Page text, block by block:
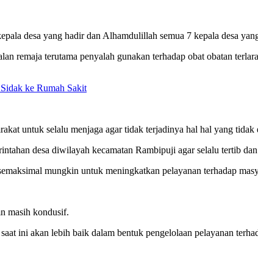
desa yang hadir dan Alhamdulillah semua 7 kepala desa
remaja terutama penyalah gunakan terhadap obat obatan
ke Rumah Sakit
untuk selalu menjaga agar tidak terjadinya hal hal yang
desa diwilayah kecamatan Rambipuji agar selalu tertib
mungkin untuk meningkatkan pelayanan terhadap
masih kondusif.
ini akan lebih baik dalam bentuk pengelolaan pelayanan